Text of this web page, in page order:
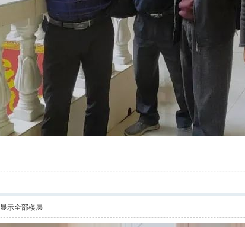
显示全部楼层